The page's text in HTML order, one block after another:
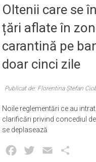
Oltenii care se
țări aflate în
carantină pe
doar cinci zile
Publicat de: Florentina Ștefan
Noile reglementări ce au
clarificări privind concediul
se deplasează
Facebook
Twitter Email